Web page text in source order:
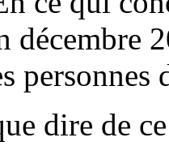
décembre
dire de